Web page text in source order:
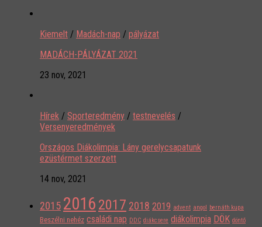
Kiemelt / Madách-nap / pályázat
MADÁCH-PÁLYÁZAT 2021
23 nov, 2021
Hírek / Sporteredmény / testnevelés /
Versenyeredmények
Országos Diákolimpia: Lány gerelycsapatunk
ezüstérmet szerzett
14 nov, 2021
2015 2016 2017 2018 2019 advent angol bernáth kupa
Beszélni nehéz családi nap DDC diákcsere diákolimpia DÖK döntő